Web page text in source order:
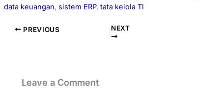
data keuangan, sistem ERP, tata kelola TI
PREVIOUS NEXT
Leave a Comment